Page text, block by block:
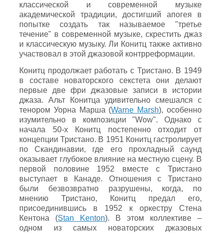
классической и современной музыке
академической традиции, достигший апогея в
попытке создать так называемое "третье
течение" в современной музыке, скрестить джаз
и классическую музыку. Ли Конитц также активно
участвовал в этой джазовой контрреформации.
Конитц продолжает работать с Тристано. В 1949
в составе новаторского секстета они делают
первые две фри джазовые записи в истории
джаза. Альт Конитца удивительно смешался с
тенором Уорна Марша (Warne Marsh), особенно
изумительно в композиции "Wow". Однако с
начала 50-х Конитц постепенно отходит от
концепции Тристано. В 1951 Конитц гастролирует
по Скандинавии, где его прохладный саунд
оказывает глубокое влияние на местную сцену. В
первой половине 1952 вместе с Тристано
выступает в Канаде. Отношения с Тристано
были безвозвратно разрушены, когда, по
мнению Тристано, Конитц предал его,
присоединившись в 1952 к оркестру Стена
Кентона (Stan Kenton). В этом коллективе –
одном из самых новаторских джазовых